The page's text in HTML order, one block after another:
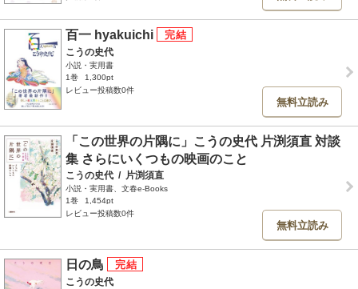
百一 hyakuichi
こうの史代
小説・実用書
1巻
1,300pt
レビュー投稿数0件
無料立読み
「この世界の片隅に」こうの史代 片渕須直 対談
集 さらにいくつもの映画のこと
こうの史代 / 片渕須直
小説・実用書、文春e-Books
1巻
1,454pt
レビュー投稿数0件
無料立読み
日の鳥
こうの史代